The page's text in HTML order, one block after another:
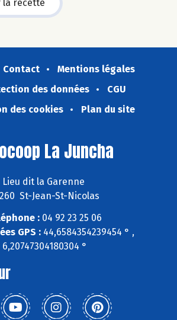
la recette
Contact
Mentions légales
des données
CGU
des cookies
Plan du site
La Juncha
Lieu dit la Garenne
St-Jean-St-Nicolas
: 04 92 23 25 06
GPS : 44,6584354239454 ° ,
6,20747304180304 °